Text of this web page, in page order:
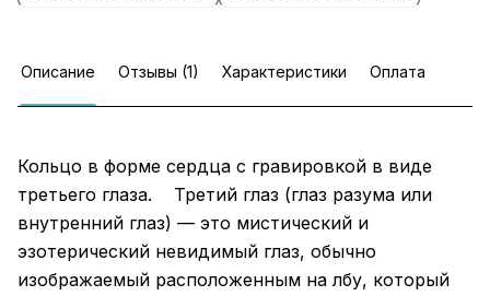
Описание Отзывы (1) Характеристики Оплата
Кольцо в форме сердца с гравировкой в виде
третьего глаза. Третий глаз (глаз разума или
внутренний глаз) — это мистический и
эзотерический невидимый глаз, обычно
изображаемый расположенным на лбу, который